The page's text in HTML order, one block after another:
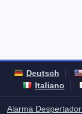
Deutsch
Italiano
Alarma